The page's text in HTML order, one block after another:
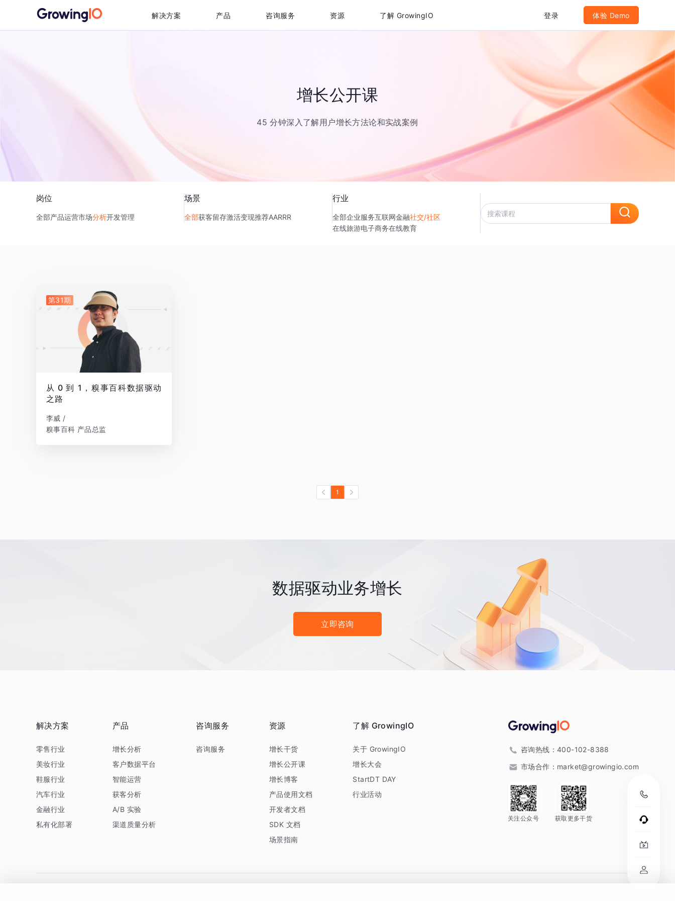
解决方案 产品 咨询服务 资源 了解 GrowingIO 登录 体验 Demo
增长公开课
45 分钟深入了解用户增长方法论和实战案例
岗位
全部产品运营市场分析开发管理
场景
全部获客留存激活变现推荐AARRR
行业
全部企业服务互联网金融社交/社区
在线旅游电子商务在线教育
第31期
从 0 到 1，糗事百科数据驱动
之路
李威 /
糗事百科 产品总监
1
数据驱动业务增长
立即咨询
解决方案
零售行业
美妆行业
鞋服行业
汽车行业
金融行业
私有化部署
产品
增长分析
客户数据平台
智能运营
获客分析
A/B 实验
渠道质量分析
咨询服务
咨询服务
资源
增长干货
增长公开课
增长博客
产品使用文档
开发者文档
SDK 文档
场景指南
了解 GrowingIO
关于 GrowingIO
增长大会
StartDT DAY
行业活动
咨询热线： 400-102-8388
市场合作： market@growingio.com
关注公众号 获取更多干货